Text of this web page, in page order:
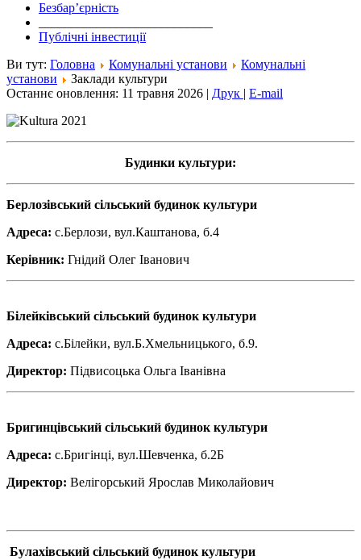
Безбар’єрність
Публічні інвестиції
Ви тут: Головна Комунальні установи
Комунальні
установи
Заклади культури
Останнє оновлення: 11 травня 2026 | Друк | E-mail
Будинки культури:
Берлозівський сільський будинок культури
Адреса: с.Берлози, вул.Каштанова, б.4
Керівник: Гнідий Олег Іванович
Білейківський сільський будинок культури
Адреса: с.Білейки, вул.Б.Хмельницького, б.9.
Директор: Підвисоцька Ольга Іванівна
Бригинцівський сільський будинок культури
Адреса: с.Бригінці, вул.Шевченка, б.2Б
Директор: Велігорський Ярослав Миколайович
Булахівський сільський будинок культури